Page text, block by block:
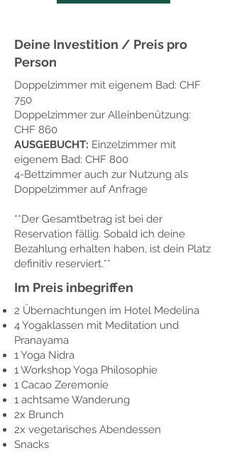
Deine Investition / Preis pro
Person
Doppelzimmer mit eigenem Bad: CHF
750​
Doppelzimmer zur Alleinbenützung:
CHF 860
AUSGEBUCHT: Einzelzimmer mit
eigenem Bad: CHF 800
4-Bettzimmer auch zur Nutzung als
Doppelzimmer auf Anfrage
**Der Gesamtbetrag ist bei der
Reservation fällig. Sobald ich deine
Bezahlung erhalten haben, ist dein Platz
definitiv reserviert.**
Im Preis inbegriffen
2 Übernachtungen im Hotel Medelina
4 Yogaklassen mit Meditation und
Pranayama
1 Yoga Nidra
1 Workshop Yoga Philosophie
1 Cacao Zeremonie
1 achtsame Wanderung
2x Brunch
2x vegetarisches Abendessen
Snacks​